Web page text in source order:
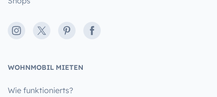
Instagram
X PinterestFacebook
WOHNMOBIL MIETEN
Wie funktionierts?